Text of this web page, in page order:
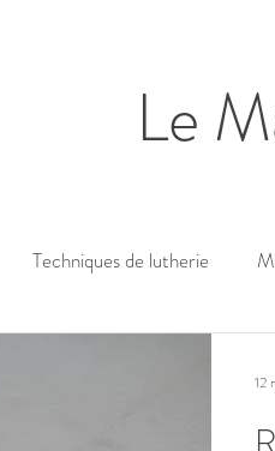
Le
Techniques de lutherie
12